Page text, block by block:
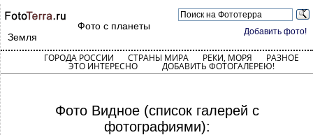
Добавить фото!
Фото с планеты
Земля
ГОРОДА РОССИИ СТРАНЫ МИРА РЕКИ, МОРЯ РАЗНОЕ
ЭТО ИНТЕРЕСНО ДОБАВИТЬ ФОТОГАЛЕРЕЮ!
Фото Видное (список галерей с
фотографиями):